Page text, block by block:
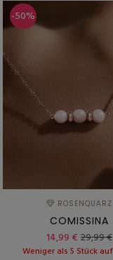
-50%
ROSENQUARZ
COMISSINA
14,99 € 29,99 €
Weniger als 5 Stück